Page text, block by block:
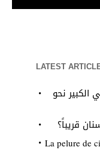
LATEST
الكبير نحو
قريباً؟
La pelure de